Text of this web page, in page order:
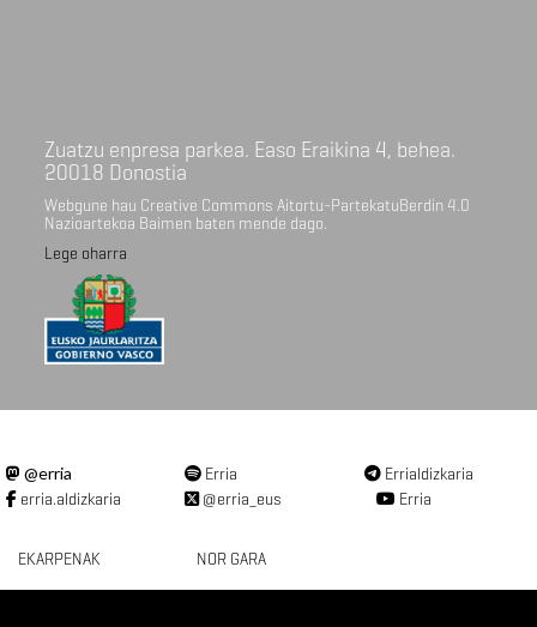
Zuatzu enpresa parkea. Easo Eraikina 4, behea.
20018 Donostia
Webgune hau Creative Commons Aitortu-PartekatuBerdin 4.0
Nazioartekoa Baimen baten mende dago.
Lege oharra
@erria Erria
Errialdizkaria
erria.aldizkaria
@erria_eus Erria
EKARPENAK NOR GARA